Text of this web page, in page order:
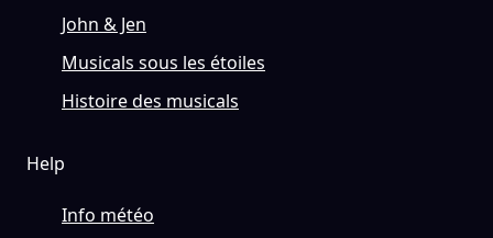
John & Jen
Musicals sous les étoiles
Histoire des musicals
Help
Info météo